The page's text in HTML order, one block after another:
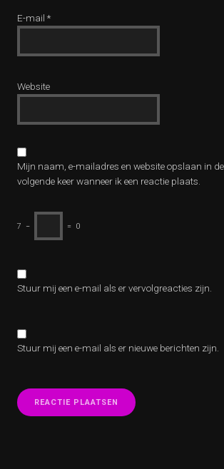
E-mail *
Website
Mijn naam, e-mailadres en website opslaan in
volgende keer wanneer ik een reactie plaats.
7 − = 0
Stuur mij een e-mail als er vervolgreacties zijn.
Stuur mij een e-mail als er nieuwe berichten zijn.